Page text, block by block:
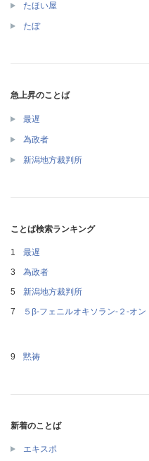
たほい屋
たぼ
急上昇のことば
最遅
為政者
新潟地方裁判所
ことば検索ランキング
最遅
為政者
新潟地方裁判所
５β‐フェニルオキソラン‐２‐オン
黙祷
新着のことば
エキスポ